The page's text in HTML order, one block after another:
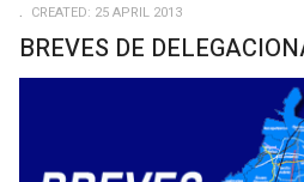
CREATED: 25 APRIL 2013
BREVES DE